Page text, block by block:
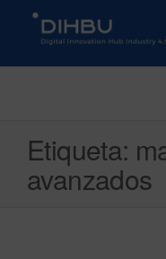
DIGITAL
Etiqueta:
avanzados